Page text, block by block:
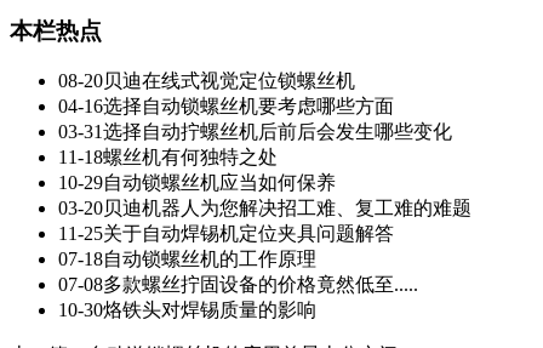
本栏热点
08-20贝迪在线式视觉定位锁螺丝机
04-16选择自动锁螺丝机要考虑哪些方面
03-31选择自动拧螺丝机后前后会发生哪些变化
11-18螺丝机有何独特之处
10-29自动锁螺丝机应当如何保养
03-20贝迪机器人为您解决招工难、复工难的难题
11-25关于自动焊锡机定位夹具问题解答
07-18自动锁螺丝机的工作原理
07-08多款螺丝拧固设备的价格竟然低至.....
10-30烙铁头对焊锡质量的影响